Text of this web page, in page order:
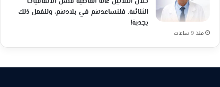
الثنائية. فلنساعدهم في بلادهم، ولنفعل ذلك
بجدية!
منذ 9 ساعات